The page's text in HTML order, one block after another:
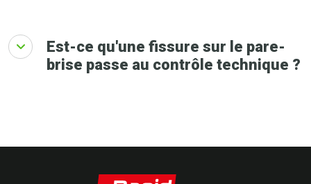
Est-ce qu'une fissure sur le pare-
brise passe au contrôle technique ?